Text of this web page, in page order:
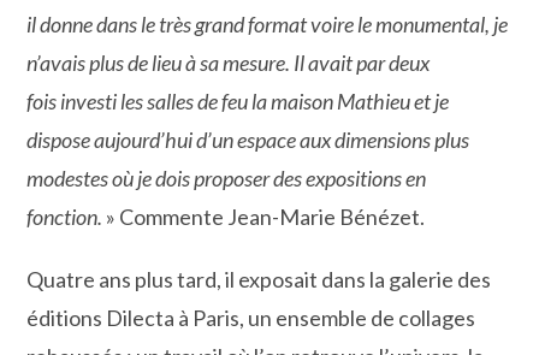
ildonne dans le très grand format voire le monumental, je
n’avais plus de lieu à sa mesure. Il avait par deux
foisinvesti les salles de feu la maison Mathieu et je
dispose aujourd’hui d’un espace aux dimensions plus
modestesoù je dois proposer des expositions en
fonction. » Commente Jean-Marie Bénézet.
Quatre ans plus tard, il exposait dans la galerie des
éditions Dilecta à Paris, un ensemble de collages